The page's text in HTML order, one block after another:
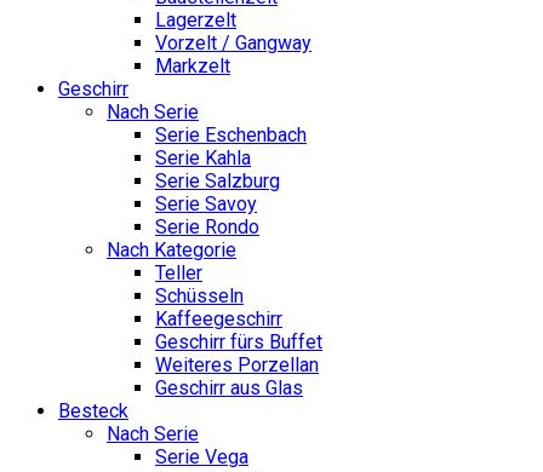
Lagerzelt
Vorzelt / Gangway
Markzelt
Geschirr
Nach Serie
Serie Eschenbach
Serie Kahla
Serie Salzburg
Serie Savoy
Serie Rondo
Nach Kategorie
Teller
Schüsseln
Kaffeegeschirr
Geschirr fürs Buffet
Weiteres Porzellan
Geschirr aus Glas
Besteck
Nach Serie
Serie Vega